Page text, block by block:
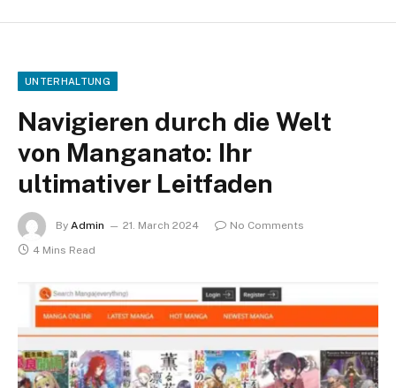
UNTERHALTUNG
Navigieren durch die Welt
von Manganato: Ihr
ultimativer Leitfaden
By Admin 21. March 2024
No Comments
4 Mins Read